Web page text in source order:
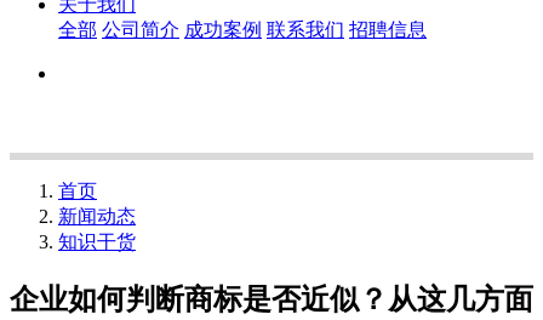
关于我们
全部 公司简介 成功案例 联系我们 招聘信息
首页
新闻动态
知识干货
企业如何判断商标是否近似？从这几方面